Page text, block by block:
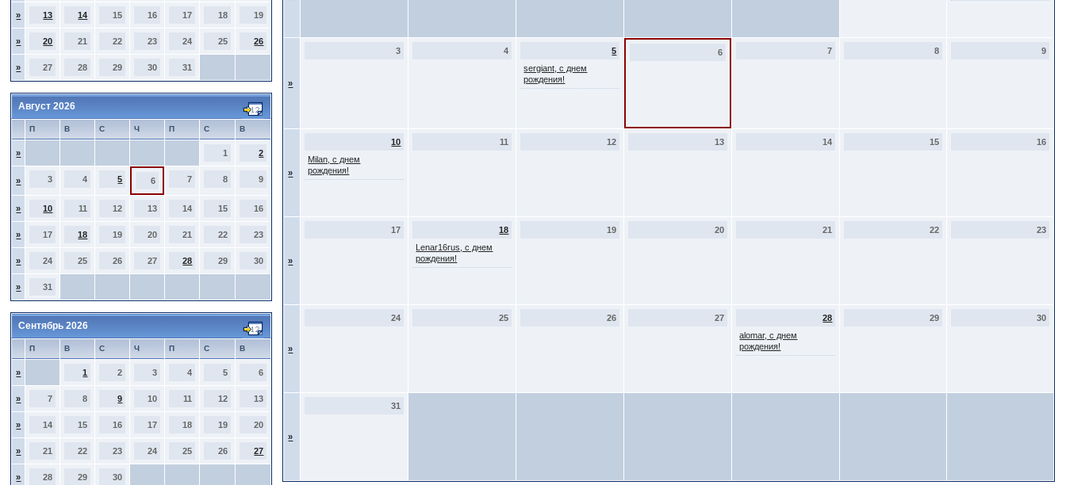
» 13 14 15 16 17 18 19
» 20 21 22 23 24 25 26
» 27 28 29 30 31
Август 2026
П В С Ч П С В
» 1 2
» 3 4 5 6 7 8 9
» 10 11 12 13 14 15 16
» 17 18 19 20 21 22 23
» 24 25 26 27 28 29 30
» 31
Сентябрь 2026
П В С Ч П С В
» 1 2 3 4 5 6
» 7 8 9 10 11 12 13
» 14 15 16 17 18 19 20
» 21 22 23 24 25 26 27
» 28 29 30
»
3 4
5
sergiant, с днем
рождения!
6 7 8 9
»
10
Milan, с днем
рождения!
11 12 13 14 15 16
»
17
18
Lenar16rus, с днем
рождения!
19 20 21 22 23
»
24 25 26 27
28
alomar, с днем
рождения!
29 30
»
31